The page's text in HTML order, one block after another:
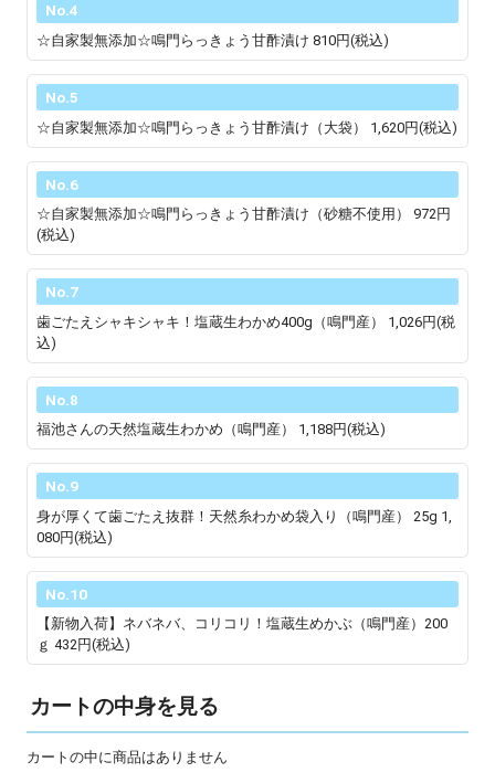
No.4
☆自家製無添加☆鳴門らっきょう甘酢漬け810円(税込)
No.5
☆自家製無添加☆鳴門らっきょう甘酢漬け（大袋） 1,620円(税込)
No.6
☆自家製無添加☆鳴門らっきょう甘酢漬け（砂糖不使用）972円
(税込)
No.7
歯ごたえシャキシャキ！塩蔵生わかめ400g（鳴門産） 1,026円(税
込)
No.8
福池さんの天然塩蔵生わかめ（鳴門産） 1,188円(税込)
No.9
身が厚くて歯ごたえ抜群！天然糸わかめ袋入り（鳴門産） 25g 1,
080円(税込)
No.10
【新物入荷】ネバネバ、コリコリ！塩蔵生めかぶ（鳴門産）200
ｇ432円(税込)
カートの中身を見る
カートの中に商品はありません